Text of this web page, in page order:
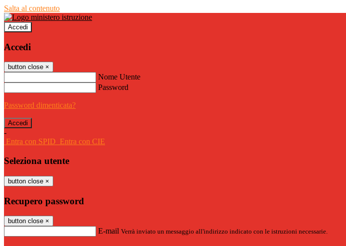
Salta al contenuto
Accedi
Accedi
button close ×
Nome Utente
Password
Password dimenticata?
-
Entra con SPID Entra con CIE
Seleziona utente
button close ×
Recupero password
button close ×
E-mail Verrà inviato un messaggio all'indirizzo indicato con le istruzioni necessarie.